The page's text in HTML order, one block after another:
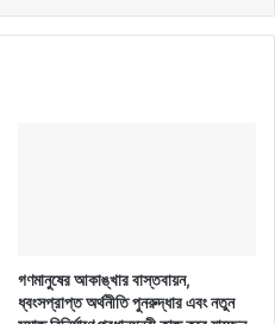
গণমানুষের আকাঙ্খার বাস্তবায়ন,
ধ্বংসপ্রাপ্ত অর্থনীতি পুনরুদ্ধার এবং নতুন